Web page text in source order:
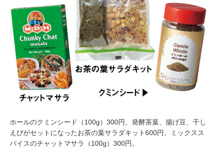
ホールのクミンシード（100g）300円、発酵茶葉、揚げ豆、干し
えびがセットになったお茶の葉サラダキット600円、ミックスス
パイスのチャットマサラ（100g）300円。